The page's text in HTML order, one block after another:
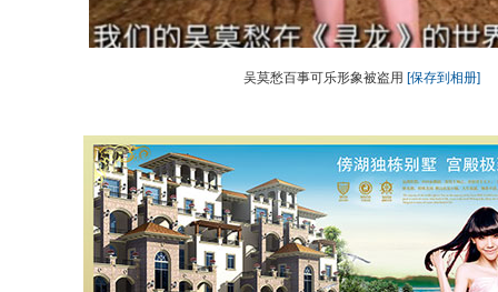
吴莫愁百事可乐形象被盗用 [保存到相册]